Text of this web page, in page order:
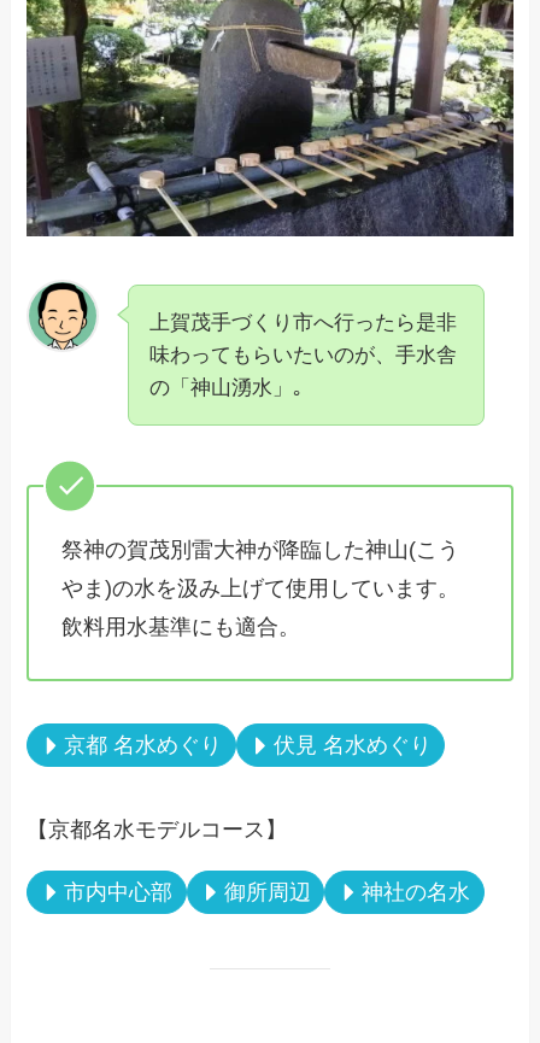
上賀茂手づくり市へ行ったら是非
味わってもらいたいのが、手水舎
の「神山湧水」｡
祭神の賀茂別雷大神が降臨した神山(こう
やま)の水を汲み上げて使用しています。
飲料用水基準にも適合。
京都 名水めぐり 伏見 名水めぐり
【京都名水モデルコース】
市内中心部 御所周辺 神社の名水